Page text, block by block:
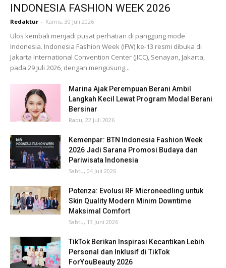
INDONESIA FASHION WEEK 2026
Redaktur - Kamis, 30 Juli 2026
Ulos kembali menjadi pusat perhatian di panggung mode
Indonesia. Indonesia Fashion Week (IFW) ke-13 resmi dibuka di
Jakarta International Convention Center (JICC), Senayan, Jakarta,
pada 29 Juli 2026, dengan mengusung...
Marina Ajak Perempuan Berani Ambil
Langkah Kecil Lewat Program Modal Berani
Bersinar
Rabu, 22 Juli 2026
Kemenpar: BTN Indonesia Fashion Week
2026 Jadi Sarana Promosi Budaya dan
Pariwisata Indonesia
Sabtu, 04 Juli 2026
Potenza: Evolusi RF Microneedling untuk
Skin Quality Modern Minim Downtime
Maksimal Comfort
Sabtu, 13 Juni 2026
TikTok Berikan Inspirasi Kecantikan Lebih
Personal dan Inklusif di TikTok
ForYouBeauty 2026